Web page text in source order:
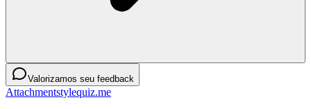
Valorizamos seu feedback
Attachmentstylequiz.me